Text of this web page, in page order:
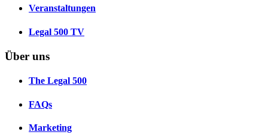
Veranstaltungen
Legal 500 TV
Über uns
The Legal 500
FAQs
Marketing